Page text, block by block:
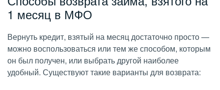
1 месяц в МФО
Вернуть кредит, взятый на месяц достаточно просто —
можно воспользоваться или тем же способом, которым
он был получен, или выбрать другой наиболее
удобный. Существуют такие варианты для возврата: